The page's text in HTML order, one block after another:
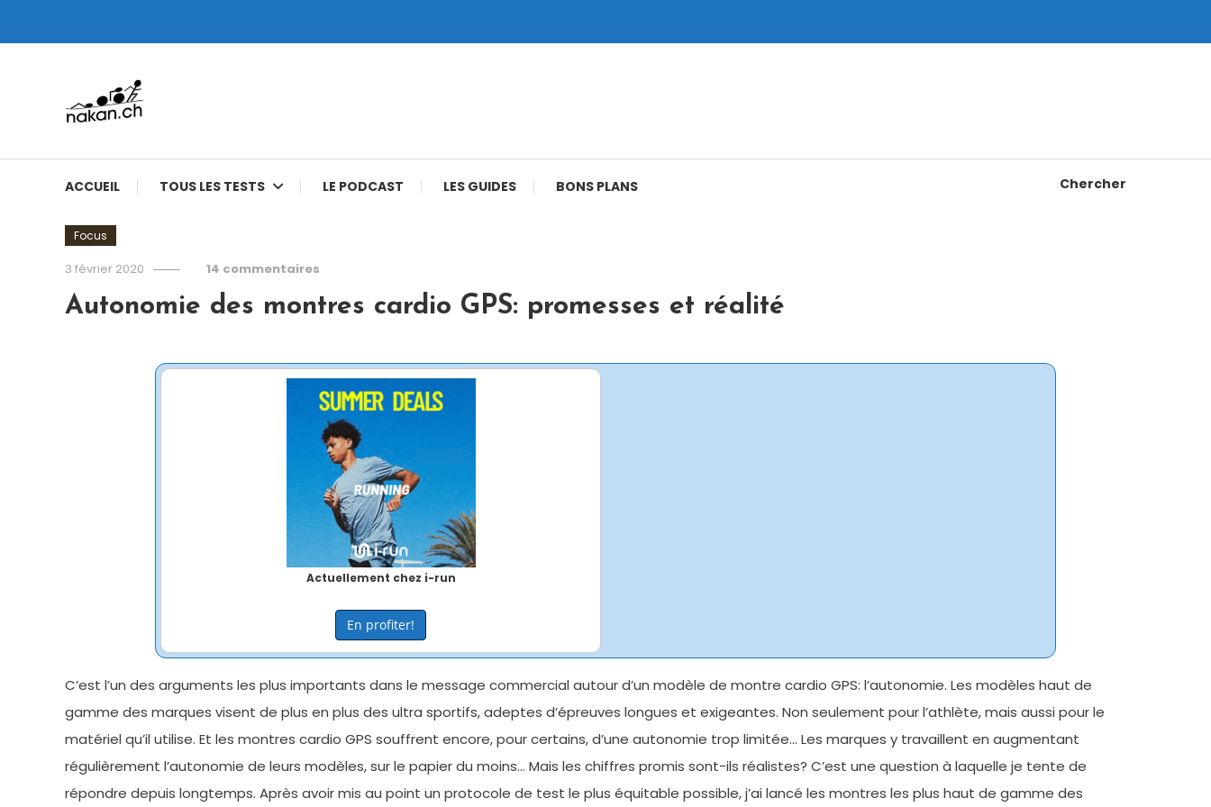
ACCUEIL TOUS LES TESTS LE PODCAST LES GUIDES BONS PLANS Chercher
Focus
3 février 2020 14 commentaires
Autonomie des montres cardio GPS: promesses et réalité
Actuellement chez i-run
En profiter!
C’est l’un des arguments les plus importants dans le message commercial autour d’un modèle de montre cardio GPS: l’autonomie. Les modèles haut de
gamme des marques visent de plus en plus des ultra sportifs, adeptes d’épreuves longues et exigeantes. Non seulement pour l’athlète, mais aussi pour le
matériel qu’il utilise. Et les montres cardio GPS souffrent encore, pour certains, d’une autonomie trop limitée… Les marques y travaillent en augmentant
régulièrement l’autonomie de leurs modèles, sur le papier du moins… Mais les chiffres promis sont-ils réalistes? C’est une question à laquelle je tente de
répondre depuis longtemps. Après avoir mis au point un protocole de test le plus équitable possible, j’ai lancé les montres les plus haut de gamme des